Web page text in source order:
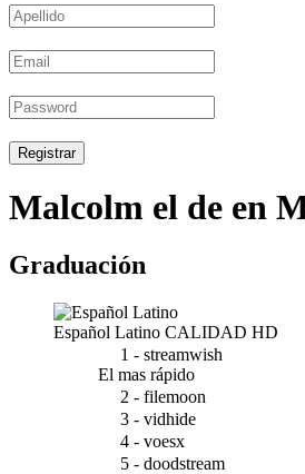
Registrar
Malcolm el de en
Graduación
Español Latino CALIDAD HD
1 - streamwish
El mas rápido
2 - filemoon
3 - vidhide
4 - voesx
5 - doodstream